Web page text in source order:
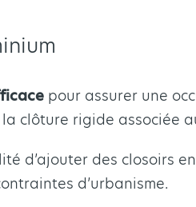
pour assurer une
clôture rigide associée
d’ajouter des closoirs
d’urbanisme.